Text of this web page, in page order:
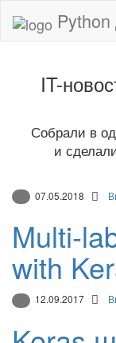
IT-
Собрали в
и
07.05.2018
Multi-
with
12.09.2017